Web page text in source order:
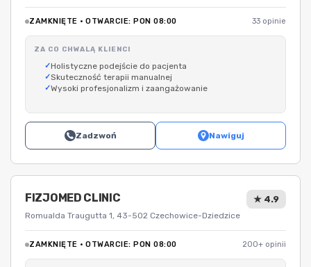
ZAMKNIĘTE · OTWARCIE: PON 08:00 33 opinie
ZA CO CHWALĄ KLIENCI
Holistyczne podejście do pacjenta
Skuteczność terapii manualnej
Wysoki profesjonalizm i zaangażowanie
Zadzwoń Nawiguj
FIZJOMED CLINIC
Romualda Traugutta 1, 43-502 Czechowice-Dziedzice
★ 4.9
ZAMKNIĘTE · OTWARCIE: PON 08:00 200+ opinii